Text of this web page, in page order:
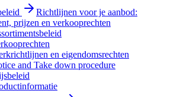
Richtlijnen voor je aanbod:
prijzen en verkooprechten
en eigendomsrechten
and Take down procedure